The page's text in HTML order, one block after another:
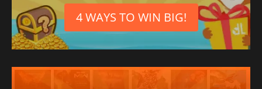
4 WAYS TO WIN BIG!